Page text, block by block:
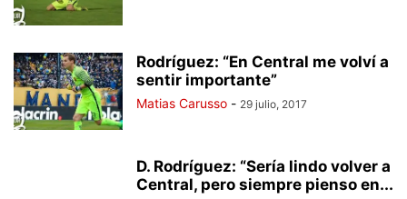
Rodríguez: “En Central me volví a
sentir importante”
Matias Carusso - 29 julio, 2017
D. Rodríguez: “Sería lindo volver a
Central, pero siempre pienso en...